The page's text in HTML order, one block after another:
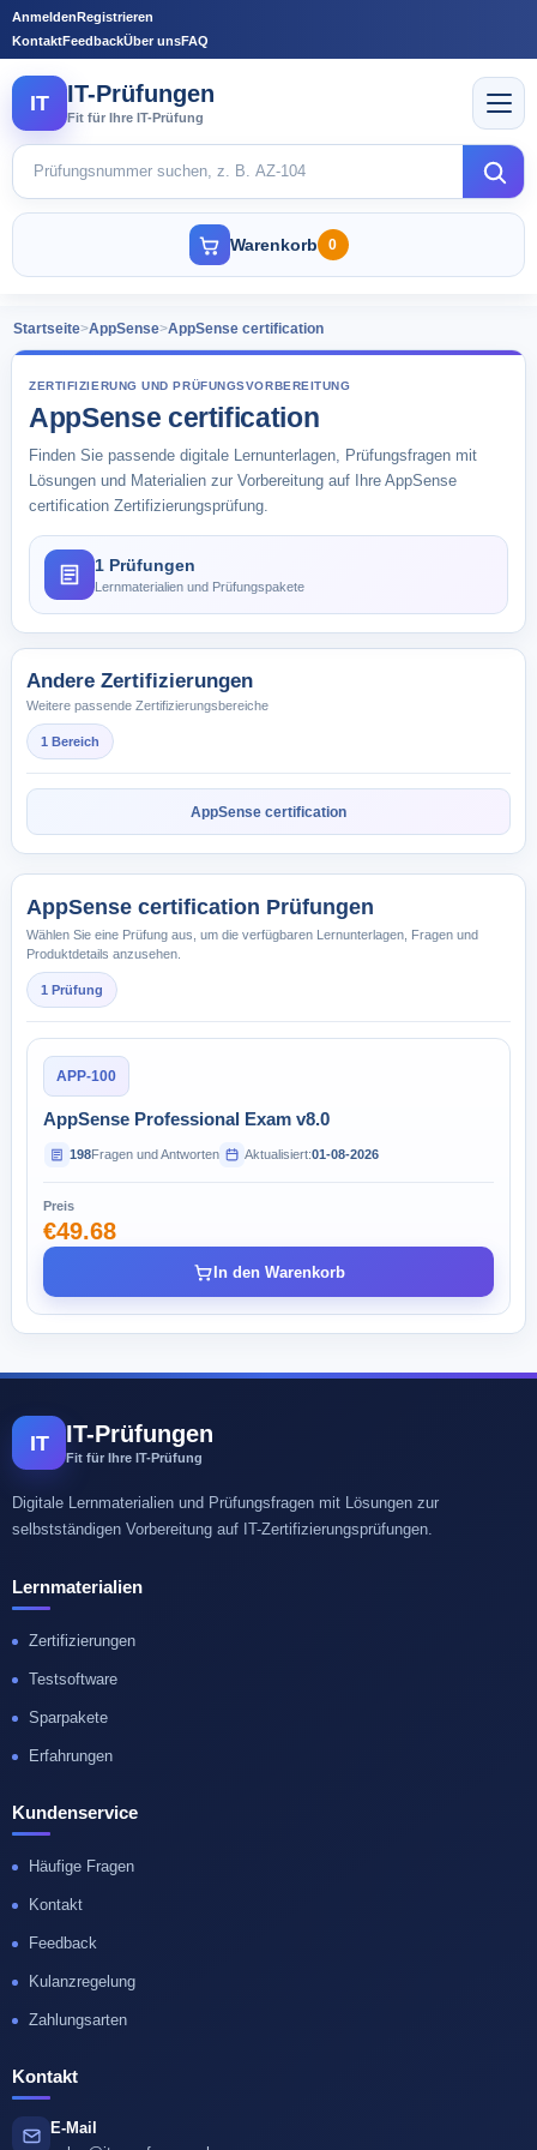
AnmeldenRegistrieren
KontaktFeedbackÜber unsFAQ
IT IT-Prüfungen
Fit für Ihre IT-Prüfung
Warenkorb 0
Startseite>AppSense>AppSense certification
ZERTIFIZIERUNG UND PRÜFUNGSVORBEREITUNG
AppSense certification
Finden Sie passende digitale Lernunterlagen, Prüfungsfragen mit
Lösungen und Materialien zur Vorbereitung auf Ihre AppSense
certification Zertifizierungsprüfung.
1 Prüfungen
Lernmaterialien und Prüfungspakete
Andere Zertifizierungen
Weitere passende Zertifizierungsbereiche
1 Bereich
AppSense certification
AppSense certification Prüfungen
Wählen Sie eine Prüfung aus, um die verfügbaren Lernunterlagen, Fragen und
Produktdetails anzusehen.
1 Prüfung
APP-100
AppSense Professional Exam v8.0
198Fragen und Antworten Aktualisiert:01-08-2026
Preis
€49.68
In den Warenkorb
IT IT-Prüfungen
Fit für Ihre IT-Prüfung
Digitale Lernmaterialien und Prüfungsfragen mit Lösungen zur
selbstständigen Vorbereitung auf IT-Zertifizierungsprüfungen.
Lernmaterialien
Zertifizierungen
Testsoftware
Sparpakete
Erfahrungen
Kundenservice
Häufige Fragen
Kontakt
Feedback
Kulanzregelung
Zahlungsarten
Kontakt
E-Mail